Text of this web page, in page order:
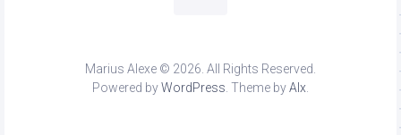
Marius Alexe © 2026. All Rights Reserved.
Powered byWordPress . Theme byAlx